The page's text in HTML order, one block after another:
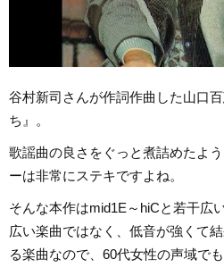
谷村新司さんが作詞作曲した山口
ち』。
歌謡曲の良さをぐっと煮詰めたよ
ーは非常にステキですよね。
そんな本作はmid1E～hiCと若干広
広い楽曲ではなく、低音が強くて
る楽曲なので、60代女性の声域で